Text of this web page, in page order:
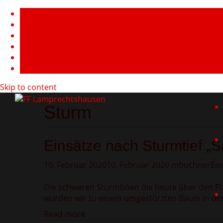
Skip to content
Sturm
Einsätze nach Sturmtief
10. Februar 2020 10. Februar 2020 mbuchner
Die schweren Sturmböen die heute über den
wurden wir zu einem umgestürzten Baum in
Read more